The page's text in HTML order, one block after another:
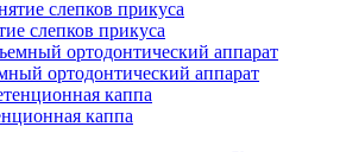
слепков прикуса
ортодонтический аппарат
каппа